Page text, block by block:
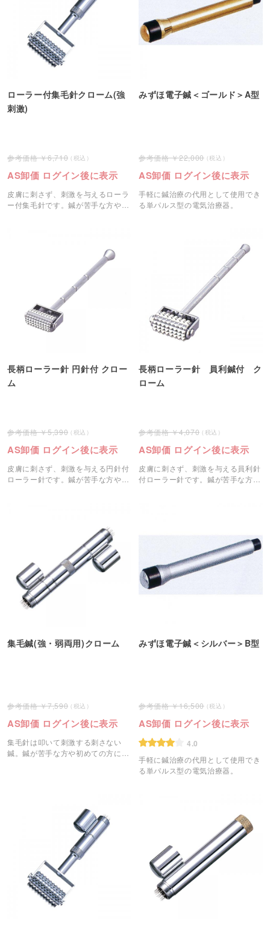
ローラー付集毛針クローム(強
刺激)
6,710
AS卸価 ログイン後に表示
皮膚に刺さず、刺激を与えるローラ
ー付集毛針です。鍼が苦手な方や初
みずほ電子鍼＜ゴールド＞A型
22,000
AS卸価 ログイン後に表示
手軽に鍼治療の代用として使用でき
る単パルス型の電気治療器。
長柄ローラー針 円針付 クロー
ム
5,390
AS卸価 ログイン後に表示
皮膚に刺さず、刺激を与える円針付
ローラー針です。鍼が苦手な方や初
長柄ローラー針 員利鍼付 ク
ローム
4,070
AS卸価 ログイン後に表示
皮膚に刺さず、刺激を与える員利針
付ローラー針です。鍼が苦手な方や
集毛鍼(強・弱両用)クローム
7,590
AS卸価 ログイン後に表示
集毛針は叩いて刺激する刺さない
鍼。鍼が苦手な方や初めての方にお
みずほ電子鍼＜シルバー＞B型
16,500
AS卸価 ログイン後に表示
4.0
手軽に鍼治療の代用として使用でき
る単パルス型の電気治療器。